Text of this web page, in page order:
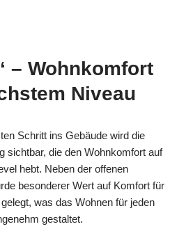
– Wohnkomfort
Niveau
Schritt ins Gebäude wird die
sichtbar, die den Wohnkomfort auf
hebt. Neben der offenen
besonderer Wert auf Komfort für
was das Wohnen für jeden
gestaltet.